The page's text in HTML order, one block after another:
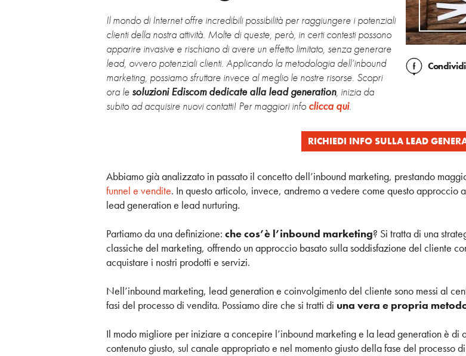
Il mondo di Internet offre incredibili possibilità per raggiungere i potenziali
clienti della nostra attività. Molte di queste, però, in certi contesti possono
apparire invasive e rischiano di avere un effetto limitato, senza generare
lead, ovvero potenziali clienti. Applicando la metodologia dell’inbound
marketing, possiamo sfruttare invece al meglio le nostre risorse. Scopri
ora le soluzioni Ediscom dedicate alla lead generation, inizia da
subito ad acquisire nuovi contatti! Per maggiori info clicca qui.
Condividi
RICHIEDI INFO SULLA LEAD
Abbiamo già analizzato in passato il concetto dell’inbound marketing, prestando
funnel e vendite. In questo articolo, invece, andremo a vedere come questo approccio
lead generation e lead nurturing.
Partiamo da una definizione: che cos’è l’inbound marketing? Si tratta di una
classiche del marketing, offrendo un approccio basato sulla soddisfazione del cliente
acquistare i nostri prodotti e servizi.
Nell’inbound marketing, lead generation e coinvolgimento del cliente sono messi al
fasi del processo di vendita. Possiamo dire che si tratti di una vera e propria
Il modo migliore per iniziare a concepire l’inbound marketing e la lead generation è di
contenuto giusto, sul canale appropriato e nel momento giusto della fase del processo